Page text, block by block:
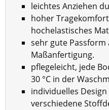
leichtes Anziehen
hoher
hochelastisches
sehr gute
Maßanfertigung.
pflegeleicht, jede
30 °C in der
individuelles
verschiedene